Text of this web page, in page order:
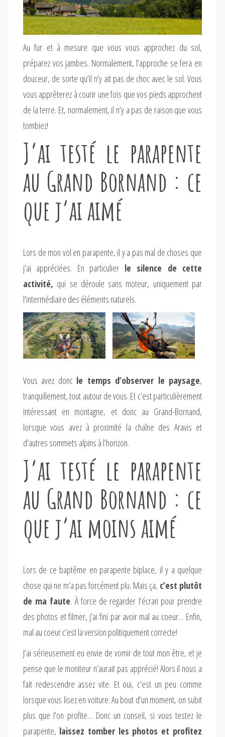
Au fur et à mesure que vous vous approchez du sol,
préparez vos jambes. Normalement, l’approche se fera en
douceur, de sorte qu’il n’y ait pas de choc avec le sol. Vous
vous apprêterez à courir une fois que vos pieds approchent
de la terre. Et, normalement, il n’y a pas de raison que vous
tombiez!
J’ai testé le parapente
au Grand Bornand : ce
que j’ai aimé
Lors de mon vol en parapente, il y a pas mal de choses que
j’ai appréciées. En particulier le silence de cette
activité, qui se déroule sans moteur, uniquement par
l’intermédiaire des éléments naturels.
Vous avez donc le temps d’observer le paysage,
tranquillement, tout autour de vous. Et c’est particulièrement
intéressant en montagne, et donc au Grand-Bornand,
lorsque vous avez à proximité la chaîne des Aravis et
d’autres sommets alpins à l’horizon.
J’ai testé le parapente
au Grand Bornand : ce
que j’ai moins aimé
Lors de ce baptême en parapente biplace, il y a quelque
chose qui ne m’a pas forcément plu. Mais ça, c’est plutôt
de ma faute. À force de regarder l’écran pour prendre
des photos et filmer, j’ai fini par avoir mal au coeur… Enfin,
mal au coeur c’est la version politiquement correcte!
J’ai sérieusement eu envie de vomir de tout mon être, et je
pense que le moniteur n’aurait pas apprécié! Alors il nous a
fait redescendre assez vite. Et oui, c’est un peu comme
lorsque vous lisez en voiture. Au bout d’un moment, on subit
plus que l’on profite… Donc un conseil, si vous testez le
parapente, laissez tomber les photos et profitez